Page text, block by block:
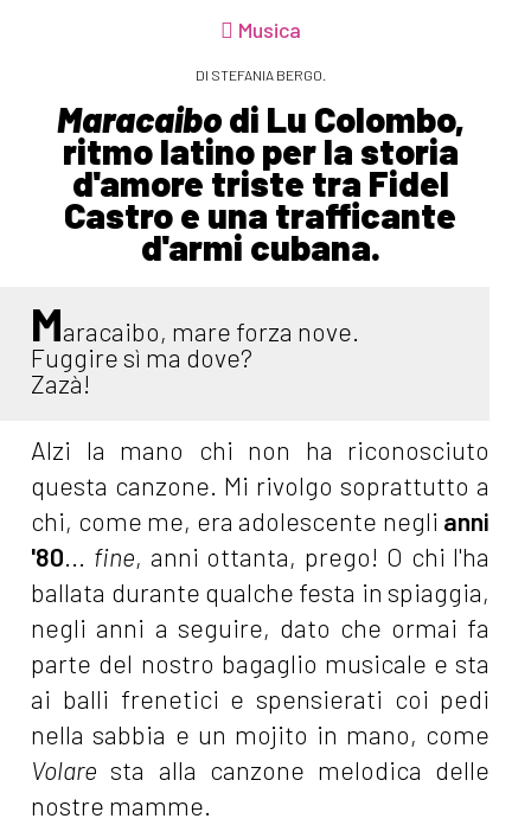
Musica
DI STEFANIA BERGO.
Maracaibodi Lu Colombo,
ritmo latino per la storia
d'amore triste tra Fidel
Castro e una trafficante
d'armi cubana.
Maracaibo, mare forza nove.
Fuggire sì ma dove?
Zazà!
Alzi la mano chi non ha riconosciuto
questa canzone. Mi rivolgo soprattutto a
chi, come me, era adolescente negli anni
'80... fine, anni ottanta, prego! O chi l'ha
ballata durante qualche festa in spiaggia,
negli anni a seguire, dato che ormai fa
parte del nostro bagaglio musicale e sta
ai balli frenetici e spensierati coi pedi
nella sabbia e un mojito in mano, come
Volare sta alla canzone melodica delle
nostre mamme.